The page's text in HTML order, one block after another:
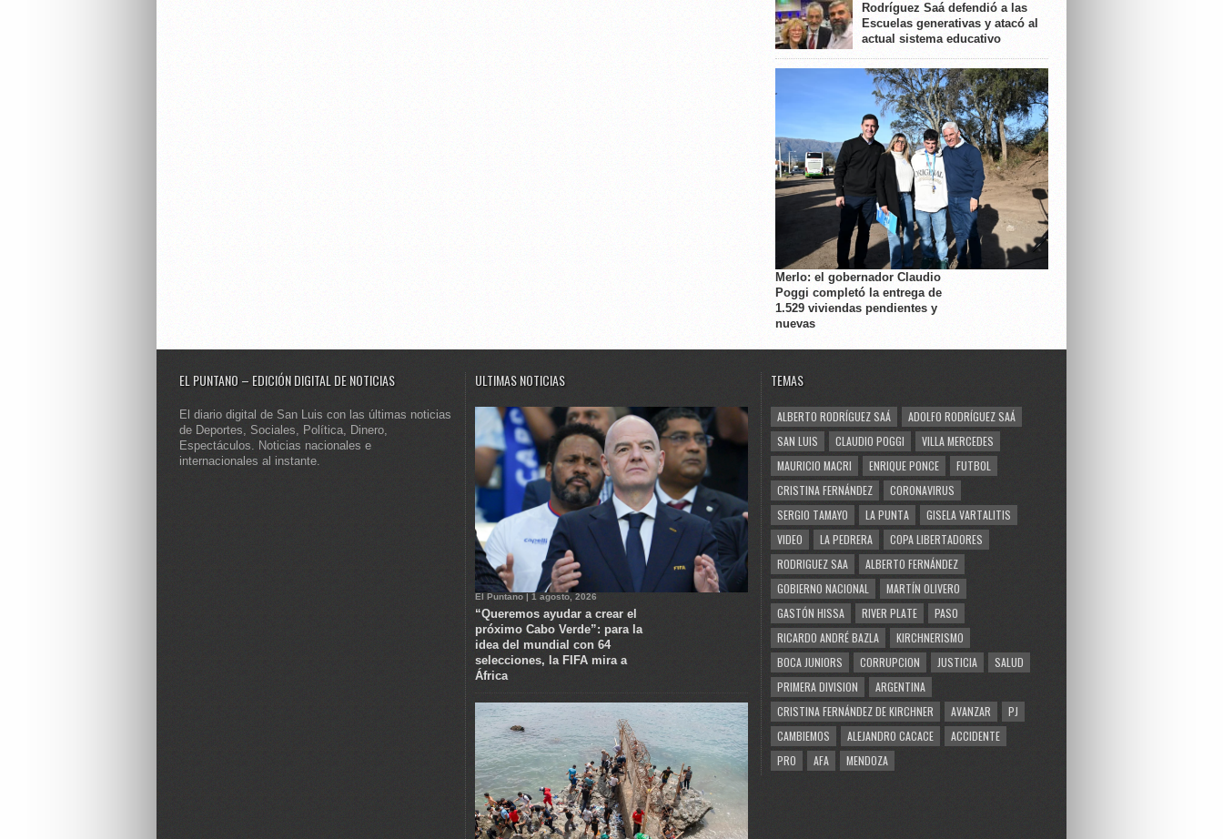
Rodríguez Saá defendió a las
Escuelas generativas y atacó al
actual sistema educativo
Merlo: el gobernador Claudio
Poggi completó la entrega de
1.529 viviendas pendientes y
nuevas
EL PUNTANO – EDICIÓN DIGITAL DE NOTICIAS
El diario digital de San Luis con las últimas noticias
de Deportes, Sociales, Política, Dinero,
Espectáculos. Noticias nacionales e
internacionales al instante.
ULTIMAS NOTICIAS
El Puntano | 1 agosto, 2026
“Queremos ayudar a crear el
próximo Cabo Verde”: para la
idea del mundial con 64
selecciones, la FIFA mira a
África
TEMAS
ALBERTO RODRÍGUEZ SAÁ
ADOLFO RODRÍGUEZ SAÁ
SAN LUIS
CLAUDIO POGGI
VILLA MERCEDES
MAURICIO MACRI
ENRIQUE PONCE
FUTBOL
CRISTINA FERNÁNDEZ
CORONAVIRUS
SERGIO TAMAYO
LA PUNTA
GISELA VARTALITIS
VIDEO
LA PEDRERA
COPA LIBERTADORES
RODRIGUEZ SAA
ALBERTO FERNÁNDEZ
GOBIERNO NACIONAL
MARTÍN OLIVERO
GASTÓN HISSA
RIVER PLATE
PASO
RICARDO ANDRÉ BAZLA
KIRCHNERISMO
BOCA JUNIORS
CORRUPCION JUSTICIA
SALUD
PRIMERA DIVISION
ARGENTINA
CRISTINA FERNÁNDEZ DE KIRCHNER
AVANZAR
PJ
CAMBIEMOS
ALEJANDRO CACACE
ACCIDENTE
PRO
AFA MENDOZA